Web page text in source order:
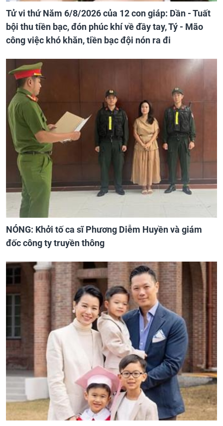
Tử vi thứ Năm 6/8/2026 của 12 con giáp: Dần - Tuất
bội thu tiền bạc, đón phúc khí về đầy tay, Tý - Mão
công việc khó khăn, tiền bạc đội nón ra đi
NÓNG: Khởi tố ca sĩ Phương Diễm Huyền và giám
đốc công ty truyền thông